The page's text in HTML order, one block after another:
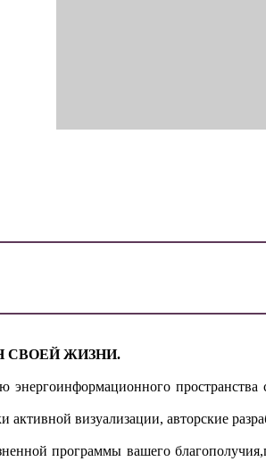
СВОЕЙ ЖИЗНИ.
пространства
активной визуализации, авторские
программы вашего